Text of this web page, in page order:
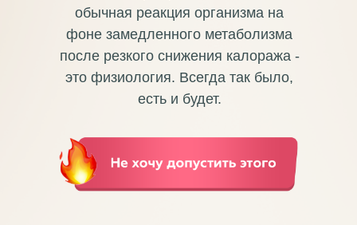
обычная реакция организма на
фоне замедленного метаболизма
после резкого снижения калоража -
это физиология. Всегда так было,
есть и будет.